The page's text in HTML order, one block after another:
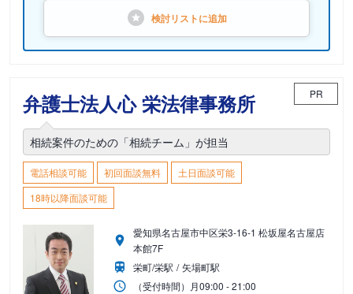
検討リストに追加
弁護士法人心 栄法律事務所 PR
相続案件のための「相続チーム」が担当
電話相談可能 初回面談無料
土日面談可能
18時以降面談可能
愛知県名古屋市中区栄3-16-1 松坂屋名古屋店
本館7F
栄町/栄駅
矢場町駅
（受付時間） 月09:00 - 21:00